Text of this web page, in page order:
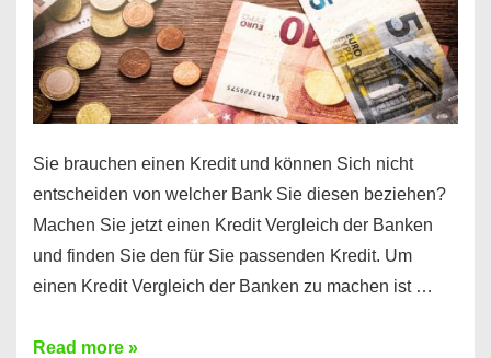
finden
Sie brauchen einen Kredit und können Sich nicht
entscheiden von welcher Bank Sie diesen beziehen?
Machen Sie jetzt einen Kredit Vergleich der Banken
und finden Sie den für Sie passenden Kredit. Um
einen Kredit Vergleich der Banken zu machen ist …
Sie
Read more »